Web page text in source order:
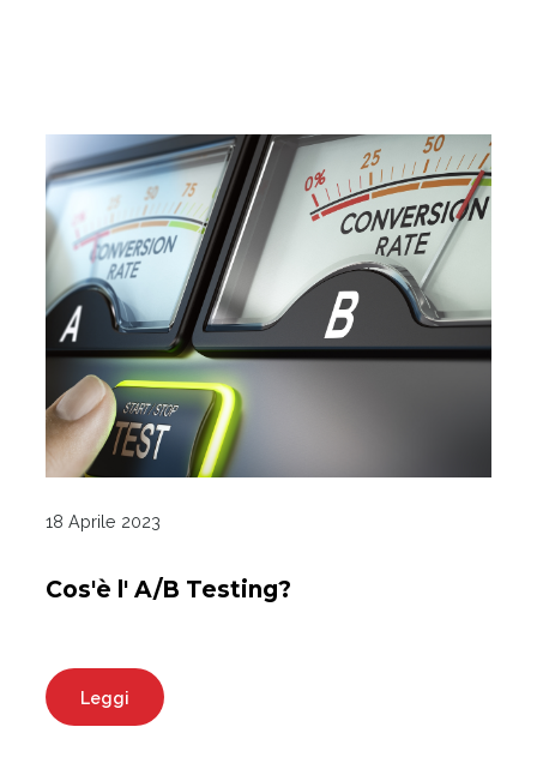
18 Aprile 2023
Cos'è l' A/B Testing?
Leggi